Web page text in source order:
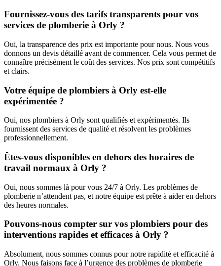
Fournissez-vous des tarifs transparents pour vos
services de plomberie à Orly ?
Oui, la transparence des prix est importante pour nous. Nous vous
donnons un devis détaillé avant de commencer. Cela vous permet de
connaître précisément le coût des services. Nos prix sont compétitifs
et clairs.
Votre équipe de plombiers à Orly est-elle
expérimentée ?
Oui, nos plombiers à Orly sont qualifiés et expérimentés. Ils
fournissent des services de qualité et résolvent les problèmes
professionnellement.
Êtes-vous disponibles en dehors des horaires de
travail normaux à Orly ?
Oui, nous sommes là pour vous 24/7 à Orly. Les problèmes de
plomberie n’attendent pas, et notre équipe est prête à aider en dehors
des heures normales.
Pouvons-nous compter sur vos plombiers pour des
interventions rapides et efficaces à Orly ?
Absolument, nous sommes connus pour notre rapidité et efficacité à
Orly. Nous faisons face à l’urgence des problèmes de plomberie